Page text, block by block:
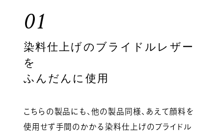
01
染料仕上げのブライドルレザー
を
ふんだんに使用
こちらの製品にも、他の製品同様、あえて顔料を
使用せず手間のかかる染料仕上げのブライドル